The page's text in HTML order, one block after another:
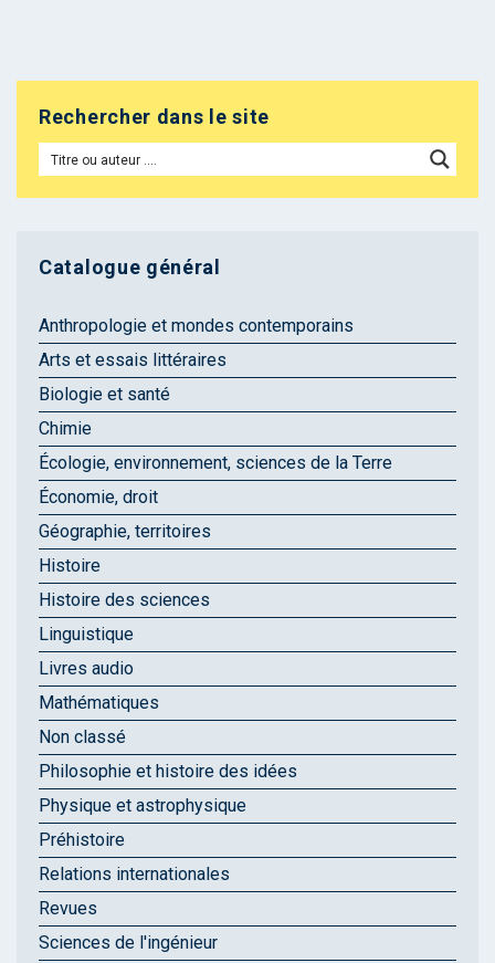
Rechercher dans le site
Catalogue général
Anthropologie et mondes contemporains
Arts et essais littéraires
Biologie et santé
Chimie
Écologie, environnement, sciences de la Terre
Économie, droit
Géographie, territoires
Histoire
Histoire des sciences
Linguistique
Livres audio
Mathématiques
Non classé
Philosophie et histoire des idées
Physique et astrophysique
Préhistoire
Relations internationales
Revues
Sciences de l'ingénieur